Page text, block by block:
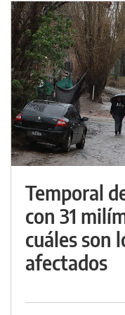
Temporal
con 31
cuáles son
afectados